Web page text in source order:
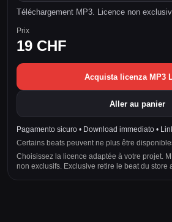
Téléchargement MP3. Licence non
Prix
19 CHF
Acquista licenza MP3
Aller au panier
Pagamento sicuro • Download immediato •
Certains beats peuvent ne plus être
Choisissez la licence adaptée à votre projet.
non exclusifs. Exclusive retire le beat du store